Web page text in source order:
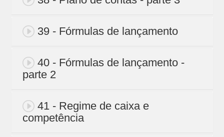
39 - Fórmulas de lançamento
40 - Fórmulas de lançamento -
parte 2
41 - Regime de caixa e
competência